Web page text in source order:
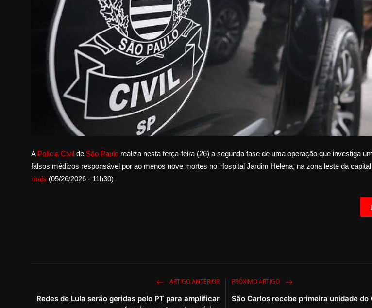
FALE CONOSCO
A Polícia Civil de São Paulo realiza nesta terça-feira (26) a segunda fase de uma operação que investiga
falsos médicos responsável por ao menos nove mortes no Hospital Jardim Helena, na zona leste da
mais (05/26/2026 - 11h30)
ARTIGO ANTERIOR
Redes de Lula serão geridas pelo PT para amplificar
PRÓXIMO ARTIGO
São Carlos recebe primeira unidade